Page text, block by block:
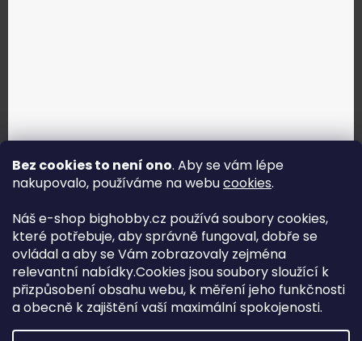
Bez cookies to není ono. Aby se vám lépe
nakupovalo, používáme na webucookies.
Náš e-shop bighobby.cz používá soubory cookies,
které potřebuje, aby správně fungoval, dobře se
ovládal a aby se Vám zobrazovaly zejména
relevantní nabídky.Cookies jsou soubory sloužící k
přizpůsobení obsahu webu, k měření jeho funkčnosti
a obecně k zajištění vaší maximální spokojenosti.
Jak vybrat správné servo?
Najít správné servo